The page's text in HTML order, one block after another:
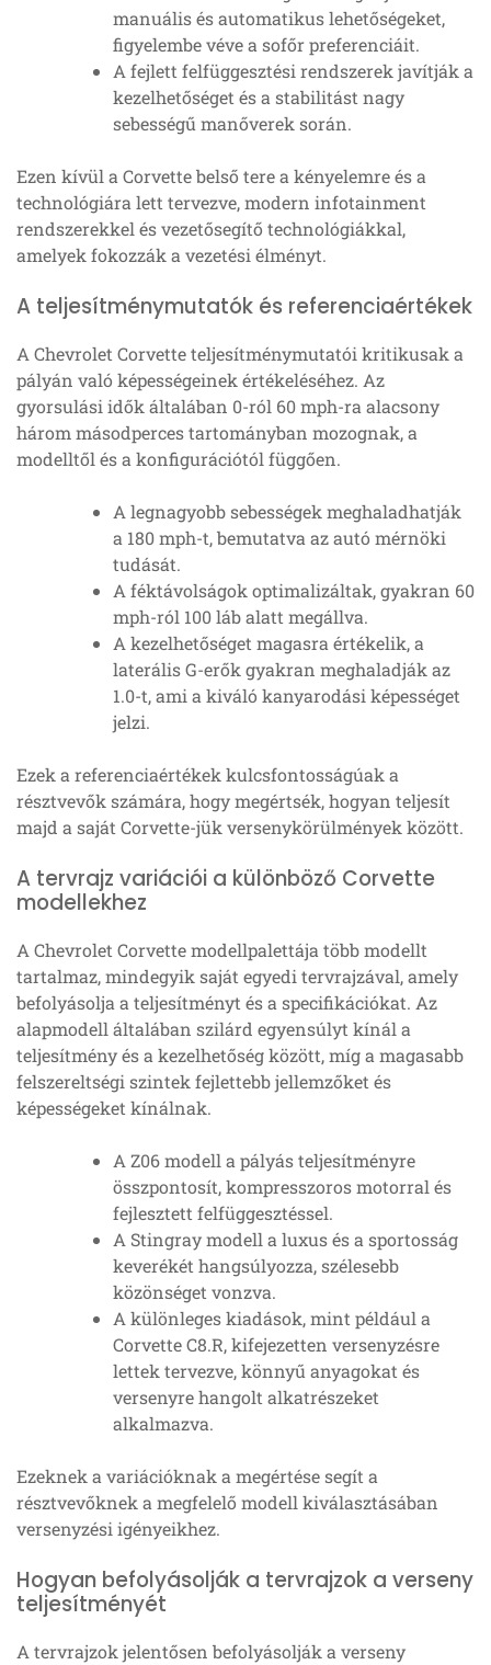
manuális és automatikus lehetőségeket,
figyelembe véve a sofőr preferenciáit.
A fejlett felfüggesztési rendszerek javítják a
kezelhetőséget és a stabilitást nagy
sebességű manőverek során.
Ezen kívül a Corvette belső tere a kényelemre és a
technológiára lett tervezve, modern infotainment
rendszerekkel és vezetősegítő technológiákkal,
amelyek fokozzák a vezetési élményt.
A teljesítménymutatók és referenciaértékek
A Chevrolet Corvette teljesítménymutatói kritikusak a
pályán való képességeinek értékeléséhez. Az
gyorsulási idők általában 0-ról 60 mph-ra alacsony
három másodperces tartományban mozognak, a
modelltől és a konfigurációtól függően.
A legnagyobb sebességek meghaladhatják
a 180 mph-t, bemutatva az autó mérnöki
tudását.
A féktávolságok optimalizáltak, gyakran 60
mph-ról 100 láb alatt megállva.
A kezelhetőséget magasra értékelik, a
laterális G-erők gyakran meghaladják az
1.0-t, ami a kiváló kanyarodási képességet
jelzi.
Ezek a referenciaértékek kulcsfontosságúak a
résztvevők számára, hogy megértsék, hogyan teljesít
majd a saját Corvette-jük versenykörülmények között.
A tervrajz variációi a különböző Corvette
modellekhez
A Chevrolet Corvette modellpalettája több modellt
tartalmaz, mindegyik saját egyedi tervrajzával, amely
befolyásolja a teljesítményt és a specifikációkat. Az
alapmodell általában szilárd egyensúlyt kínál a
teljesítmény és a kezelhetőség között, míg a magasabb
felszereltségi szintek fejlettebb jellemzőket és
képességeket kínálnak.
A Z06 modell a pályás teljesítményre
összpontosít, kompresszoros motorral és
fejlesztett felfüggesztéssel.
A Stingray modell a luxus és a sportosság
keverékét hangsúlyozza, szélesebb
közönséget vonzva.
A különleges kiadások, mint például a
Corvette C8.R, kifejezetten versenyzésre
lettek tervezve, könnyű anyagokat és
versenyre hangolt alkatrészeket
alkalmazva.
Ezeknek a variációknak a megértése segít a
résztvevőknek a megfelelő modell kiválasztásában
versenyzési igényeikhez.
Hogyan befolyásolják a tervrajzok a verseny
teljesítményét
A tervrajzok jelentősen befolyásolják a verseny